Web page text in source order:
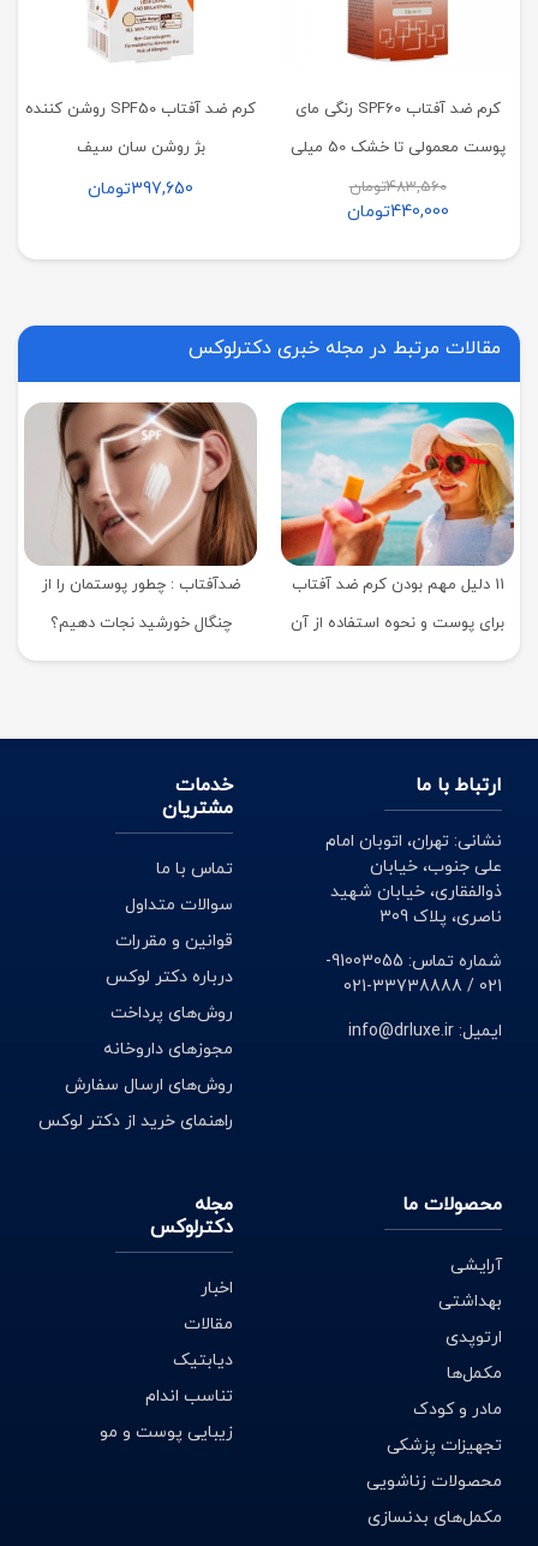
کرم ضد آفتاب SPF60 رنگی مای
پوست معمولی تا خشک 50 میلی
لیتر
483,560تومان
440,000تومان
کرم ضد آفتاب SPF50 روشن کننده
بژ روشن سان سیف
397,650تومان
مقالات مرتبط در مجله خبری دکترلوکس
11 دلیل مهم بودن کرم ضد آفتاب
برای پوست و نحوه استفاده از آن
ضدآفتاب : چطور پوستمان را از
چنگال خورشید نجات دهیم؟
ارتباط با ما
نشانی: تهران، اتوبان امام
علی جنوب، خیابان
ذوالفقاری، خیابان شهید
ناصری، پلاک 309
شماره تماس: 91003055-
021 / 33738888-021
ایمیل: info@drluxe.ir
خدمات
مشتریان
تماس با ما
سوالات متداول
قوانین و مقررات
درباره دکتر لوکس
روش‌های پرداخت
مجوزهای داروخانه
روش‌های ارسال سفارش
راهنمای خرید از دکتر لوکس
محصولات ما
آرایشی
بهداشتی
ارتوپدی
مکمل‌ها
مادر و کودک
تجهیزات پزشکی
محصولات زناشویی
مکمل‌های بدنسازی
مجله
دکترلوکس
اخبار
مقالات
دیابتیک
تناسب اندام
زیبایی پوست و مو